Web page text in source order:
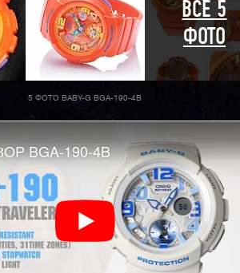
ВСЕ 5
ФОТО
5 ФОТО BABY-G BGA-190-4B
BGA-190-4B